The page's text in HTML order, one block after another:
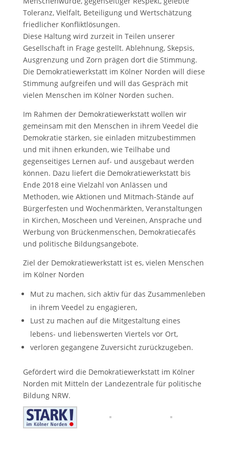
Toleranz, Vielfalt, Beteiligung und Wertschätzung
friedlicher Konfliktlösungen.
Diese Haltung wird zurzeit in Teilen unserer
Gesellschaft in Frage gestellt. Ablehnung, Skepsis,
Ausgrenzung und Zorn prägen dort die Stimmung.
Die Demokratiewerkstatt im Kölner Norden will diese
Stimmung aufgreifen und will das Gespräch mit
vielen Menschen im Kölner Norden suchen.
Im Rahmen der Demokratiewerkstatt wollen wir
gemeinsam mit den Menschen in ihrem Veedel die
Demokratie stärken, sie einladen mitzubestimmen
und mit ihnen erkunden, wie Teilhabe und
gegenseitiges Lernen auf- und ausgebaut werden
können. Dazu liefert die Demokratiewerkstatt bis
Ende 2018 eine Vielzahl von Anlässen und
Methoden, wie Aktionen und Mitmach-Stände auf
Bürgerfesten und Wochenmärkten, Veranstaltungen
in Kirchen, Moscheen und Vereinen, Ansprache und
Werbung von Brückenmenschen, Demokratiecafés
und politische Bildungsangebote.
Ziel der Demokratiewerkstatt ist es, vielen Menschen
im Kölner Norden
Mut zu machen, sich aktiv für das Zusammenleben
in ihrem Veedel zu engagieren,
Lust zu machen auf die Mitgestaltung eines
lebens- und liebenswerten Viertels vor Ort,
verloren gegangene Zuversicht zurückzugeben.
Gefördert wird die Demokratiewerkstatt im Kölner
Norden mit Mitteln der Landezentrale für politische
Bildung NRW.